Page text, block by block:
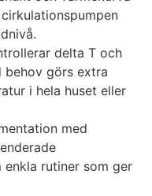
delta T och
behov görs extra
i hela huset eller
med
rutiner som ger